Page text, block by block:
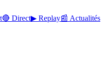
🔴 Direct▶ Replay📰 Actualités